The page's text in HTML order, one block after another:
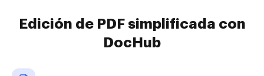
Edición de PDF simplificada con
DocHub